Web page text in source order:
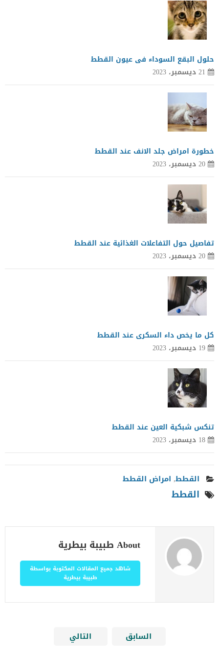
حلول البقع السوداء فى عيون القطط
21 ديسمبر، 2023
خطورة امراض جلد الانف عند القطط
20 ديسمبر، 2023
تفاصيل حول التفاعلات الغذائية عند القطط
20 ديسمبر، 2023
كل ما يخص داء السكرى عند القطط
19 ديسمبر، 2023
تنكس شبكية العين عند القطط
18 ديسمبر، 2023
القطط, امراض القطط
القطط
About طبيبة بيطرية
شاهد جميع المقالات المكتوبة بواسطة
طبيبة بيطرية
السابق التالي